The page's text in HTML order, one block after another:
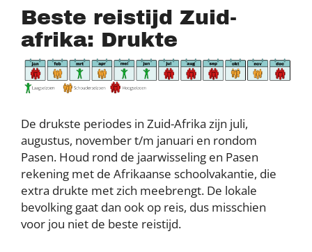
Beste reistijd Zuid-
afrika: Drukte
De drukste periodes in Zuid-Afrika zijn juli,
augustus, november t/m januari en rondom
Pasen. Houd rond de jaarwisseling en Pasen
rekening met de Afrikaanse schoolvakantie, die
extra drukte met zich meebrengt. De lokale
bevolking gaat dan ook op reis, dus misschien
voor jou niet de beste reistijd.